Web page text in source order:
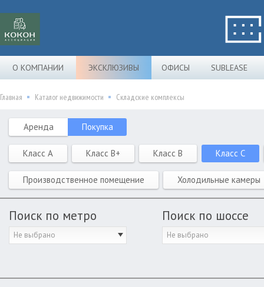
О КОМПАНИИ ЭКСКЛЮЗИВЫ ОФИСЫ SUBLEASE
Главная Каталог недвижимости Складские комплексы
Аренда Покупка
Класс A Класс B+ Класс B Класс C
Производственное помещение Холодильные камеры
Поиск по метро
Не выбрано
Поиск по шоссе
Не выбрано